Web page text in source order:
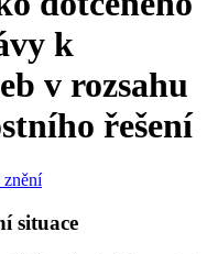
k
v rozsahu
řešení
situace